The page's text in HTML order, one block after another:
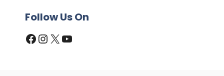
Follow Us On
Facebook
Instagram
X YouTube